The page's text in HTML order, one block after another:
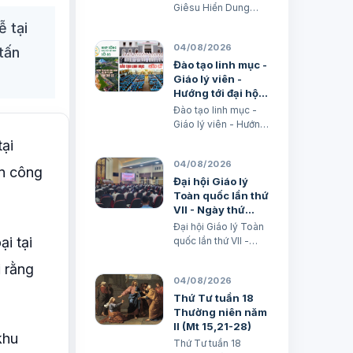
tại
công
tại
rằng
News -- Đức Thánh
truyền thông C…
9)
Giêsu Hiển Dung
TGM Giuse Nguyễn
Năng & các tác giả
Ngày 06/08/2026
“Đây là Con Ta yêu
dấu”. BÀI ĐỌC I: Đn 7,
9-10. 13-14 “Áo
Tiên tri…
04/08/2026
Đào tạo linh mục -
Giáo lý viên -
Hướng tới đại hội
hành hương Đức
Mẹ La Vang lần
Nam số 85
(28/7/2026 -
03/8/2026)
Đào tạo linh mục -
Giáo lý viên - Hướng
Vang lần thứ 32 -
Nhịp sống Giáo hội
Việt Nam số 85
(28/7/2026 -
03/8/2026) Truyền
thông HĐGMVN
04/08/2026
Đại hội Giáo lý
Toàn quốc lần thứ
VII - Ngày thứ
nhất 03-08-2026
Đại hội Giáo lý Toàn
quốc lần thứ VII -
Nguyễn Khắc Minh
04/08/2026
Thứ Tư tuần 18
Thường niên năm
II (Mt 15,21-28)
Thứ Tư tuần 18